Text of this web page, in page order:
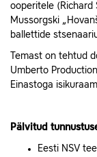
ooperitele ( Richard
Mussorgski
ballettide
Temast on tehtud
Umberto
Einastoga
Pälvitud
Eesti NSV